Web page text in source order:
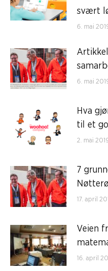
svært
6. mai
6. mai
Hva
til et
2. mai
7
17. april
Veien
16. april